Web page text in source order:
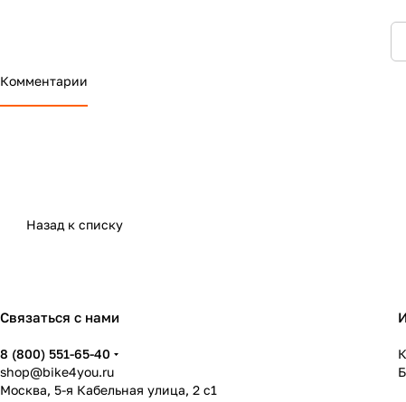
Комментарии
Назад к списку
Связаться с нами
8 (800) 551-65-40
shop@bike4you.ru
Москва, 5-я Кабельная улица, 2 с1